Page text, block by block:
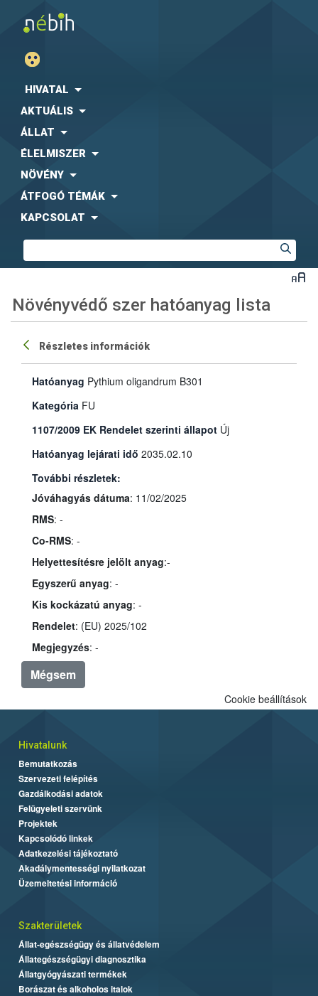
HIVATAL
AKTUÁLIS
ÁLLAT
ÉLELMISZER
NÖVÉNY
ÁTFOGÓ TÉMÁK
KAPCSOLAT
Növényvédő szer hatóanyag lista
Részletes információk
Hatóanyag Pythium oligandrum B301
Kategória FU
1107/2009 EK Rendelet szerinti állapot Új
Hatóanyag lejárati idő 2035.02.10
További részletek:
Jóváhagyás dátuma: 11/02/2025
RMS: -
Co-RMS: -
Helyettesítésre jelölt anyag:-
Egyszerű anyag: -
Kis kockázatú anyag: -
Rendelet: (EU) 2025/102
Megjegyzés: -
Mégsem
Cookie beállítások
Hivatalunk
Bemutatkozás
Szervezeti felépítés
Gazdálkodási adatok
Felügyeleti szervünk
Projektek
Kapcsolódó linkek
Adatkezelési tájékoztató
Akadálymentességi nyilatkozat
Üzemeltetési információ
Szakterületek
Állat-egészségügy és állatvédelem
Állategészségügyi diagnosztika
Állatgyógyászati termékek
Borászat és alkoholos italok